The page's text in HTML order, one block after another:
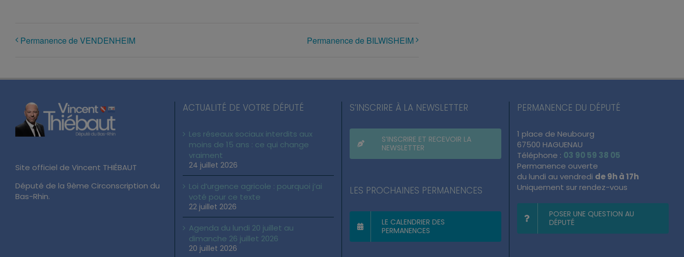
Permanence de VENDENHEIM Permanence de BILWISHEIM
Site officiel de Vincent THIÉBAUT
Député de la 9ème Circonscription du
Bas-Rhin.
ACTUALITÉ DE VOTRE DÉPUTÉ
Les réseaux sociaux interdits aux
moins de 15 ans : ce qui change
vraiment
24 juillet 2026
Loi d’urgence agricole : pourquoi j’ai
voté pour ce texte
22 juillet 2026
Agenda du lundi 20 juillet au
dimanche 26 juillet 2026
20 juillet 2026
S’INSCRIRE À LA NEWSLETTER
S’INSCRIRE ET RECEVOIR LA
NEWSLETTER
LES PROCHAINES PERMANENCES
LE CALENDRIER DES
PERMANENCES
PERMANENCE DU DÉPUTÉ
1 place de Neubourg
67500 HAGUENAU
Téléphone : 03 90 59 38 05
Permanence ouverte
du lundi au vendredi de 9h à 17h
Uniquement sur rendez-vous
POSER UNE QUESTION AU
DÉPUTÉ